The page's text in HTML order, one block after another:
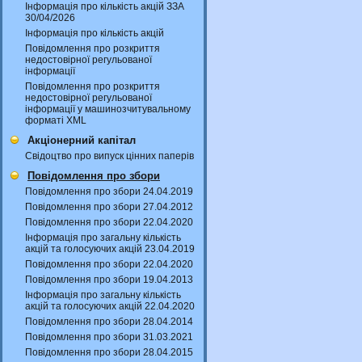
Інформація про кількість акцій ЗЗА
30/04/2026
Інформація про кількість акцій
Повідомлення про розкриття
недостовірної регульованої
інформації
Повідомлення про розкриття
недостовірної регульованої
інформації у машинозчитувальному
форматі XML
Акціонерний капітал
Свідоцтво про випуск цінних паперів
Повідомлення про збори
Повідомлення про збори 24.04.2019
Повідомлення про збори 27.04.2012
Повідомлення про збори 22.04.2020
Інформація про загальну кількість
акцій та голосуючих акцій 23.04.2019
Повідомлення про збори 22.04.2020
Повідомлення про збори 19.04.2013
Інформація про загальну кількість
акцій та голосуючих акцій 22.04.2020
Повідомлення про збори 28.04.2014
Повідомлення про збори 31.03.2021
Повідомлення про збори 28.04.2015